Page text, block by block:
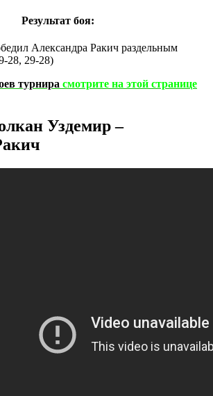
Результат боя:
Александра Ракич раздельным
28, 29-28)
турнира смотрите на этой странице
Уздемир –